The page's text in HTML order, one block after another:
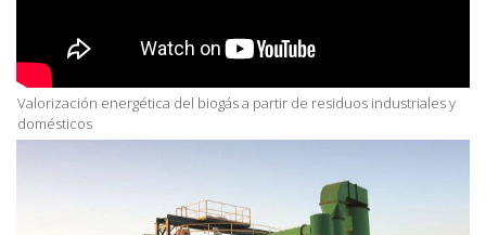
Valorización energética del biogás a partir de residuos industriales y
domésticos